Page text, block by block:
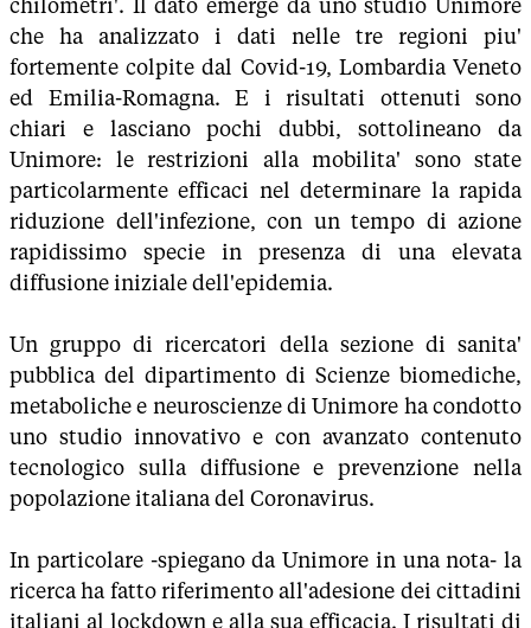
che ha analizzato i dati nelle tre regioni piu'
fortemente colpite dal Covid-19, Lombardia Veneto
ed Emilia-Romagna. E i risultati ottenuti sono
chiari e lasciano pochi dubbi, sottolineano da
Unimore: le restrizioni alla mobilita' sono state
particolarmente efficaci nel determinare la rapida
riduzione dell'infezione, con un tempo di azione
rapidissimo specie in presenza di una elevata
diffusione iniziale dell'epidemia.
Un gruppo di ricercatori della sezione di sanita'
pubblica del dipartimento di Scienze biomediche,
metaboliche e neuroscienze di Unimore ha condotto
uno studio innovativo e con avanzato contenuto
tecnologico sulla diffusione e prevenzione nella
popolazione italiana del Coronavirus.
In particolare -spiegano da Unimore in una nota- la
ricerca ha fatto riferimento all'adesione dei cittadini
italiani al lockdown e alla sua efficacia. I risultati di